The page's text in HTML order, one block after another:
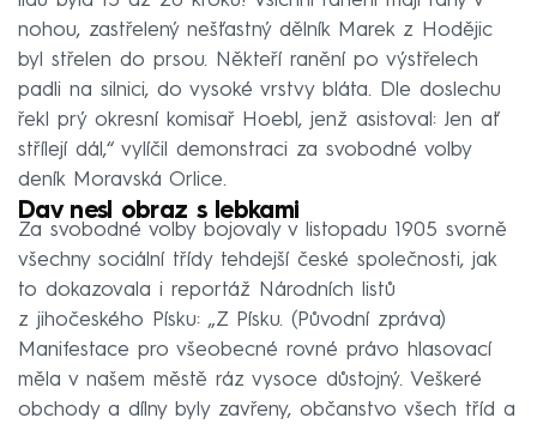
nohou, zastřelený nešťastný dělník Marek z Hodějic
byl střelen do prsou. Někteří ranění po výstřelech
padli na silnici, do vysoké vrstvy bláta. Dle doslechu
řekl prý okresní komisař Hoebl, jenž asistoval: Jen ať
střílejí dál,“ vylíčil demonstraci za svobodné volby
deník Moravská Orlice.
Dav nesl obraz s lebkami
Za svobodné volby bojovaly v listopadu 1905 svorně
všechny sociální třídy tehdejší české společnosti, jak
to dokazovala i reportáž Národních listů
z jihočeského Písku: „Z Písku. (Původní zpráva)
Manifestace pro všeobecné rovné právo hlasovací
měla v našem městě ráz vysoce důstojný. Veškeré
obchody a dílny byly zavřeny, občanstvo všech tříd a